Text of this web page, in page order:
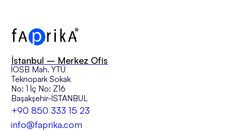
İstanbul – Merkez Ofis
İOSB Mah. YTÜ
Teknopark Sokak
No: 1 İç No: Z16
Başakşehir-İSTANBUL
+90 850 333 15 23
info@faprika.com